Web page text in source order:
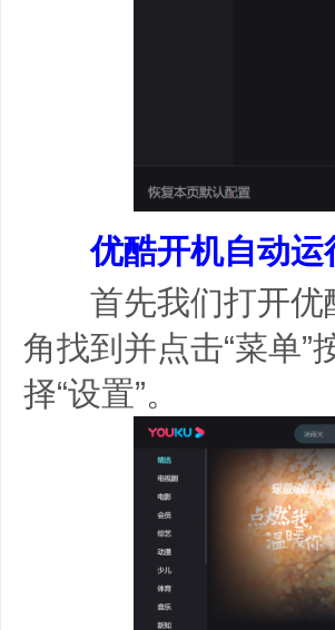
优酷开机自动运
首先我们打开优
角找到并点击“菜单
择“设置”。